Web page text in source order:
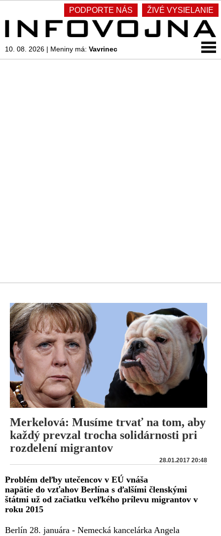
PODPORTE NÁS ŽIVÉ VYSIELANIE
10. 08. 2026 | Meniny má: Vavrinec
Merkelová: Musíme trvať na tom, aby
každý prevzal trocha solidárnosti pri
rozdelení migrantov
28.01.2017 20:48
Problém deľby utečencov v EÚ vnáša
napätie do vzťahov Berlína s ďalšími členskými
štátmi už od začiatku veľkého prílevu migrantov v
roku 2015
Berlín 28. januára - Nemecká kancelárka Angela